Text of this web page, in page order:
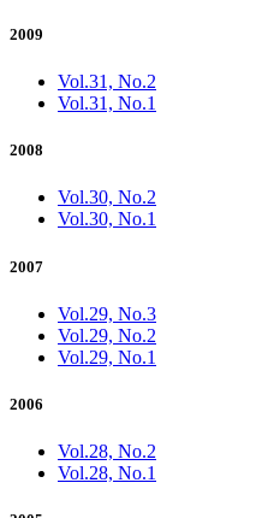
2009
Vol.31, No.2
Vol.31, No.1
2008
Vol.30, No.2
Vol.30, No.1
2007
Vol.29, No.3
Vol.29, No.2
Vol.29, No.1
2006
Vol.28, No.2
Vol.28, No.1